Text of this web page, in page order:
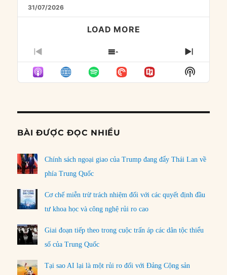
31/07/2026
LOAD MORE
PREVIOUS
EPISODE
SHOW
EPISODES
LIST
NEXT
Show
Podcast
BÀI ĐƯỢC ĐỌC NHIỀU
Chính sách ngoại giao của Trump đang đẩy Thái Lan về
phía Trung Quốc
Cơ chế miễn trừ trách nhiệm đối với các quyết định đầu
tư khoa học và công nghệ rủi ro cao
Giai đoạn tiếp theo trong cuộc trấn áp các dân tộc thiểu
số của Trung Quốc
Tại sao AI lại là một rủi ro đối với Đảng Cộng sản